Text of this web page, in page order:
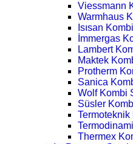
Viessmann
Warmhaus
Isısan
İmmergas
Lambert
Maktek
Protherm
Sanica
Wolf Kombi
Süsler
Thermex